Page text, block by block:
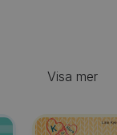
Visa mer